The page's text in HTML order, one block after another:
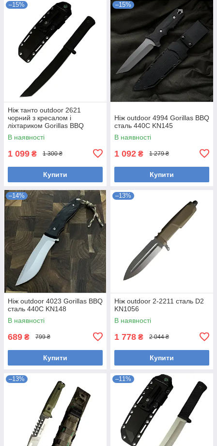
–15%
Ніж танто outdoor 2621
чорний з кресалом і
ліхтариком Gorillas BBQ
KN1079
В наявності
1 099 ₴ 1 300 ₴
Купити
–15%
Ніж outdoor 4994 Gorillas BBQ
сталь 440С KN145
В наявності
1 092 ₴ 1 279 ₴
Купити
–14%
Ніж outdoor 4023 Gorillas BBQ
сталь 440С KN148
В наявності
689 ₴ 799 ₴
Купити
–13%
Ніж outdoor 2-2211 сталь D2
KN1056
В наявності
1 778 ₴ 2 044 ₴
Купити
–13% –11%